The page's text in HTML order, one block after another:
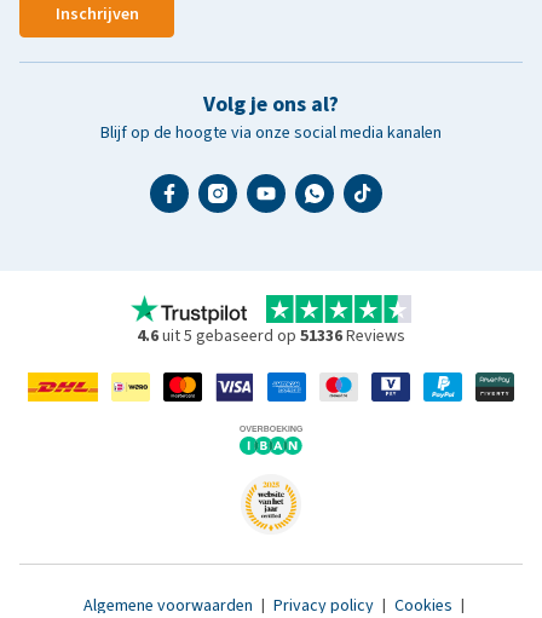
Inschrijven
Volg je ons al?
Blijf op de hoogte via onze social media kanalen
4.6uit 5 gebaseerd op 51336Reviews
Algemene voorwaarden | Privacy policy | Cookies |